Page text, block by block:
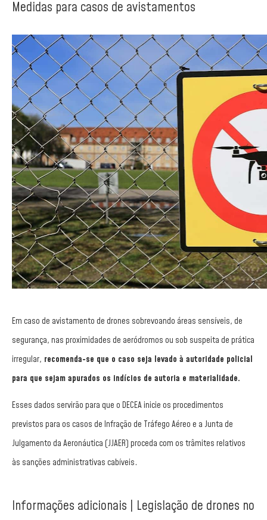
Medidas para casos de avistamentos
Em caso de avistamento de drones sobrevoando áreas sensíveis, de
segurança, nas proximidades de aeródromos ou sob suspeita de prática
irregular, recomenda-se que o caso seja levado à autoridade policial
para que sejam apurados os indícios de autoria e materialidade.
Esses dados servirão para que o DECEA inicie os procedimentos
previstos para os casos de Infração de Tráfego Aéreo e a Junta de
Julgamento da Aeronáutica (JJAER) proceda com os trâmites relativos
às sanções administrativas cabíveis.
Informações adicionais | Legislação de drones no